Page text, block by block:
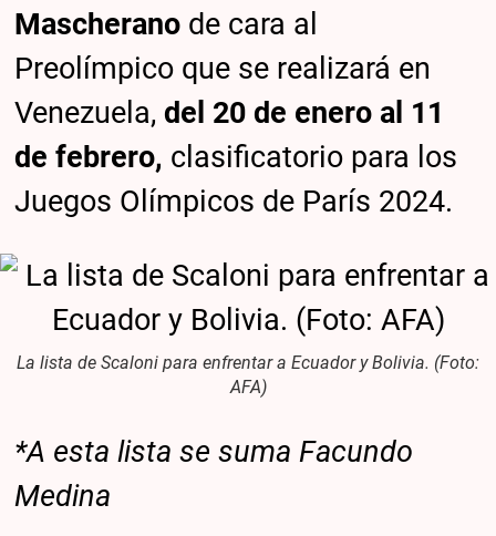
Mascherano de cara al
Preolímpico que se realizará en
Venezuela,del 20 de enero al 11
de febrero, clasificatorio para los
Juegos Olímpicos de París 2024.
La lista de Scaloni para enfrentar a Ecuador y Bolivia. (Foto:
AFA)
*A esta lista se suma Facundo
Medina